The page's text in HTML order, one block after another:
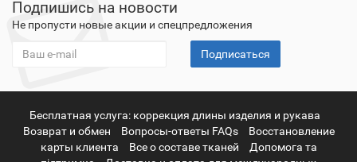
Подпишись на новости
Не пропусти новые акции и спецпредложения
Подписаться
Бесплатная услуга: коррекция длины изделия и рукава
Возврат и обмен
Вопросы-ответы FAQs
Восстановление
карты клиента
Все о составе тканей
Допомога та